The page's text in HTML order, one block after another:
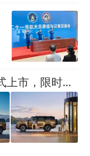
方盒子新物种长城H10正式上市，限时换新价20.18万元起